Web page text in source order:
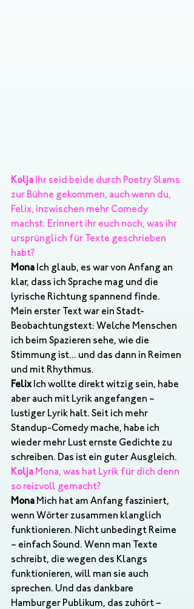
Kolja Ihr seid beide durch Poetry Slams
zur Bühne gekommen, auch wenn du,
Felix, inzwischen mehr Comedy
machst. Erinnert ihr euch noch, was ihr
ursprünglich für Texte geschrieben
habt?
Mona Ich glaub, es war von Anfang an
klar, dass ich Sprache mag und die
lyrische Richtung spannend finde.
Mein erster Text war ein Stadt-
Beobachtungstext: Welche Menschen
ich beim Spazieren sehe, wie die
Stimmung ist... und das dann in Reimen
und mit Rhythmus.
Felix Ich wollte direkt witzig sein, habe
aber auch mit Lyrik angefangen –
lustiger Lyrik halt. Seit ich mehr
Standup-Comedy mache, habe ich
wieder mehr Lust ernste Gedichte zu
schreiben. Das ist ein guter Ausgleich.
Kolja Mona, was hat Lyrik für dich denn
so reizvoll gemacht?
Mona Mich hat am Anfang fasziniert,
wenn Wörter zusammen klanglich
funktionieren. Nicht unbedingt Reime
– einfach Sound. Wenn man Texte
schreibt, die wegen des Klangs
funktionieren, will man sie auch
sprechen. Und das dankbare
Hamburger Publikum, das zuhört –